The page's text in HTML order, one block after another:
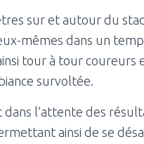
sur et autour du
mêmes dans un
tour à tour
survoltée.
dans l’attente des
ainsi de se